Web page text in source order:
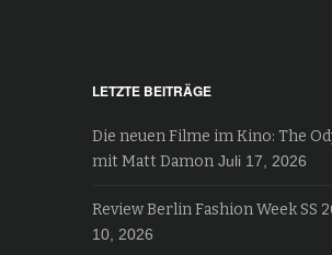
LETZTE BEITRÄGE
Die neuen Filme im Kino: The
mit Matt Damon Juli 17, 2026
Review Berlin Fashion Week SS
10, 2026